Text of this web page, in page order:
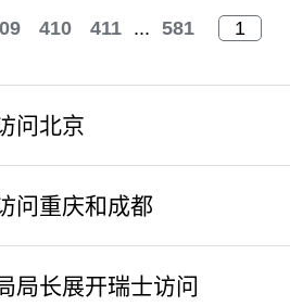
410 411 ... 581
问北京
问重庆和成都
局长展开瑞士访问